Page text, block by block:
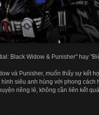
Black Widow & Punisher" hay
và Punisher, muốn thấy sự kết
siêu anh hùng với phong cách
riêng lẻ, không cần liên kết